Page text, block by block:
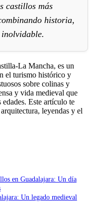
castillos más
historia,
La Mancha, es un
el turismo histórico y
sobre colinas y
y vida medieval que
Este artículo te
leyendas y el
en Guadalajara: Un día
Un legado medieval